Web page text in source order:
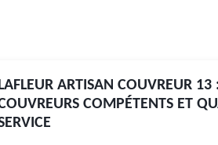
ARTISAN COUVREUR
COMPÉTENTS ET